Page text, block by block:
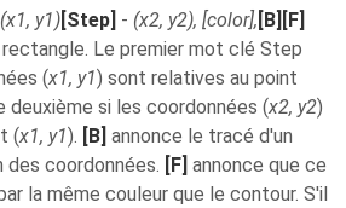
(x1, y1)[Step] - (x2, y2), [color], [B][F]
rectangle. Le premier mot clé Step
(x1, y1) sont relatives au point
deuxième si les coordonnées (x2, y2)
(x1, y1). [B] annonce le tracé d'un
coordonnées. [F] annonce que ce
la même couleur que le contour. S'il